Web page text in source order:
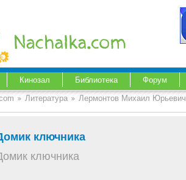
Кинозал Библиотека Форум
Литература Лермонтов Михаил Юрьевич
ключника
ключника